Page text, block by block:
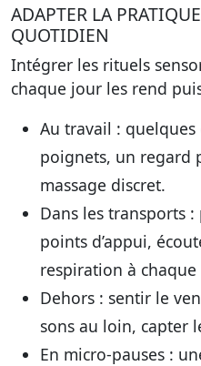
ADAPTER LA
QUOTIDIEN
Intégrer les rituels
chaque jour les rend
Au travail : quelques
poignets, un regard
massage discret.
Dans les transports :
points d’appui,
respiration à chaque
Dehors : sentir le
sons au loin, capter
En micro-pauses :